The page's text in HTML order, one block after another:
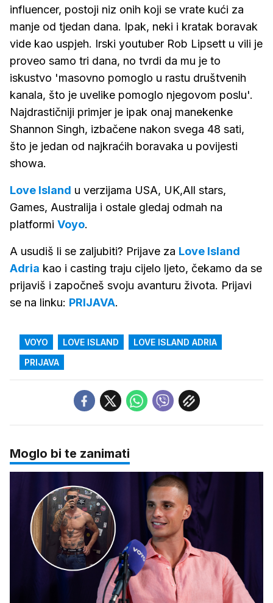
influencer, postoji niz onih koji se vrate kući za
manje od tjedan dana. Ipak, neki i kratak boravak
vide kao uspjeh. Irski youtuber Rob Lipsett u vili je
proveo samo tri dana, no tvrdi da mu je to
iskustvo 'masovno pomoglo u rastu društvenih
kanala, što je uvelike pomoglo njegovom poslu'.
Najdrastičniji primjer je ipak onaj manekenke
Shannon Singh, izbačene nakon svega 48 sati,
što je jedan od najkraćih boravaka u povijesti
showa.
Love Island u verzijama USA, UK,All stars,
Games, Australija i ostale gledaj odmah na
platformi Voyo.
A usudiš li se zaljubiti? Prijave za Love Island
Adria kao i casting traju cijelo ljeto, čekamo da se
prijaviš i započneš svoju avanturu života. Prijavi
se na linku: PRIJAVA.
VOYO LOVE ISLAND
LOVE ISLAND ADRIA
PRIJAVA
Moglo bi te zanimati